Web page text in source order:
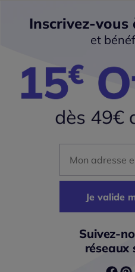
Inscrivez-
et
Je valide
Suivez-
réseaux